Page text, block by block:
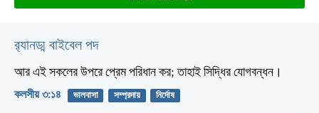
র‌্যানড্ম বাইবেল পদ
আর এই সকলের উপরে প্রেম পরিধান কর; তাহাই সিদ্ধির যোগবন্ধন।
কলসীয় ৩:১৪ ভালবাসা সম্প্রদায় নির্দোষ